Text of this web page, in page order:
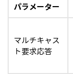
パラメーター
マルチキャス
ト要求応答